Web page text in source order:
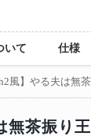
いて 仕様
風】やる夫は無
無茶振り